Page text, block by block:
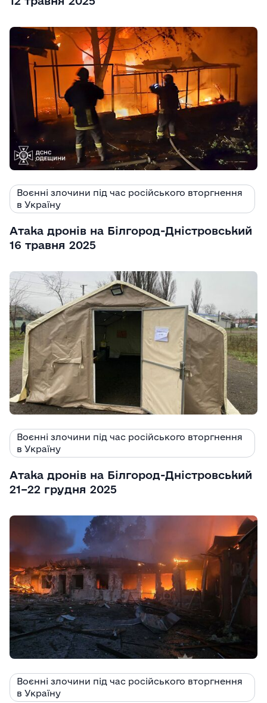
Воєнні злочини під час російського вторгнення
в Україну
Атака дронів на Білгород-Дністровський
16 травня 2025
Воєнні злочини під час російського вторгнення
в Україну
Атака дронів на Білгород-Дністровський
21–22 грудня 2025
Воєнні злочини під час російського вторгнення
в Україну